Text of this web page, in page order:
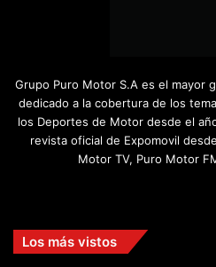
Grupo Puro Motor S.A es el mayor
dedicado a la cobertura de los
los Deportes de Motor desde el
revista oficial de Expomovil
Motor TV, Puro Motor
Los más vistos